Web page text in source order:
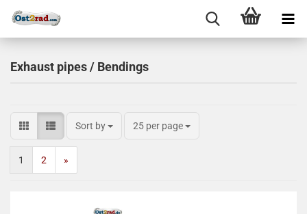
Exhaust pipes / Bendings
Sort by 25 per page
1 2 »